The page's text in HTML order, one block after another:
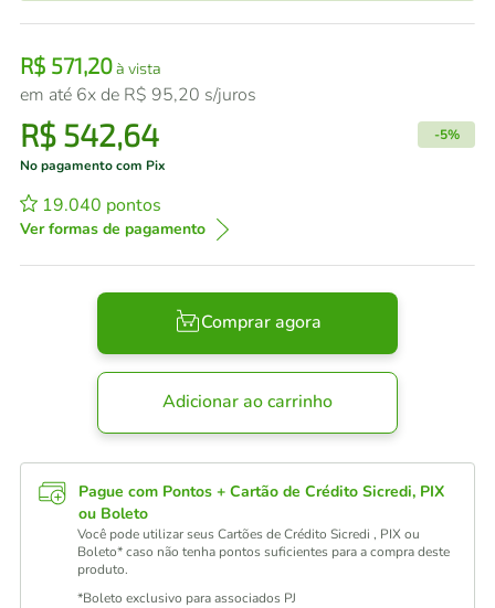
R$ 571,20à vista
em até 6x de R$ 95,20 s/juros
R$ 542,64 -5%
No pagamento com Pix
19.040 pontos
Ver formas de pagamento
Comprar agora
Adicionar ao carrinho
Pague com Pontos + Cartão de Crédito Sicredi, PIX
ou Boleto
Você pode utilizar seus Cartões de Crédito Sicredi , PIX ou
Boleto* caso não tenha pontos suficientes para a compra deste
produto.
*Boleto exclusivo para associados PJ